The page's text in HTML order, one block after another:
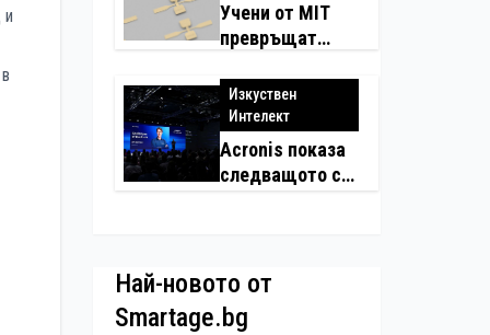
и
Учени от MIT
превръщат
надеждни
електронни
устройства
Изкуствен
Интелект
Acronis показа
следващото си
Най-новото от
Smartage.bg